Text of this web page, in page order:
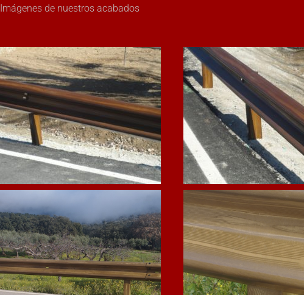
Imágenes de nuestros acabados